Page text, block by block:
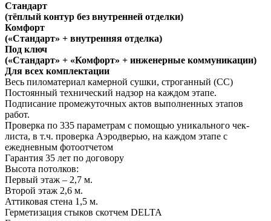
Стандарт
(тёплый контур без внутренней отделки)
Комфорт
(«Стандарт» + внутренняя отделка)
Под ключ
(«Стандарт» + «Комфорт» + инженерные коммуникации)
Для всех комплектации
Весь пиломатериал камерной сушки, строганный (СС)
Постоянный технический надзор на каждом этапе.
Подписание промежуточных актов выполненных этапов
работ.
Проверка по 335 параметрам с помощью уникального чек-
листа, в т.ч. проверка Аэродверью, на каждом этапе с
ежедневным фотоотчетом
Гарантия 35 лет по договору
Высота потолков:
Первый этаж – 2,7 м.
Второй этаж 2,6 м.
Аттиковая стена 1,5 м.
Герметизация стыков скотчем DELTA